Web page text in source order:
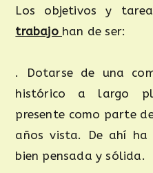
Los objetivos y
trabajo han de ser:
. Dotarse de una
histórico a largo
presente como parte
años vista. De ahí
bien pensada y sólida.